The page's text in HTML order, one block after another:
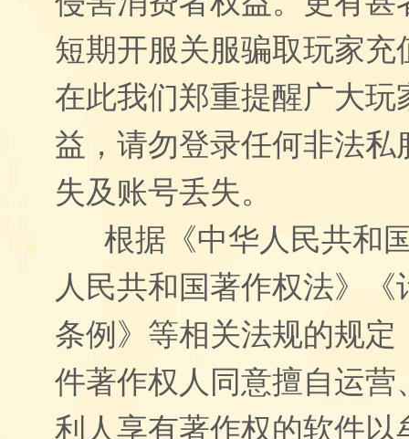
短期开服关服骗取玩家
在此我们郑重提醒广大
益，请勿登录任何非法
失及账号丢失。
根据《中华人民共和
人民共和国著作权法》
条例》等相关法规的规
件著作权人同意擅自运
利人享有著作权的软件